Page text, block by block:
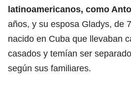
latinoamericanos, como
años, y su esposa Gladys, de
nacido en Cuba que llevaban
casados y temían ser
según sus familiares.